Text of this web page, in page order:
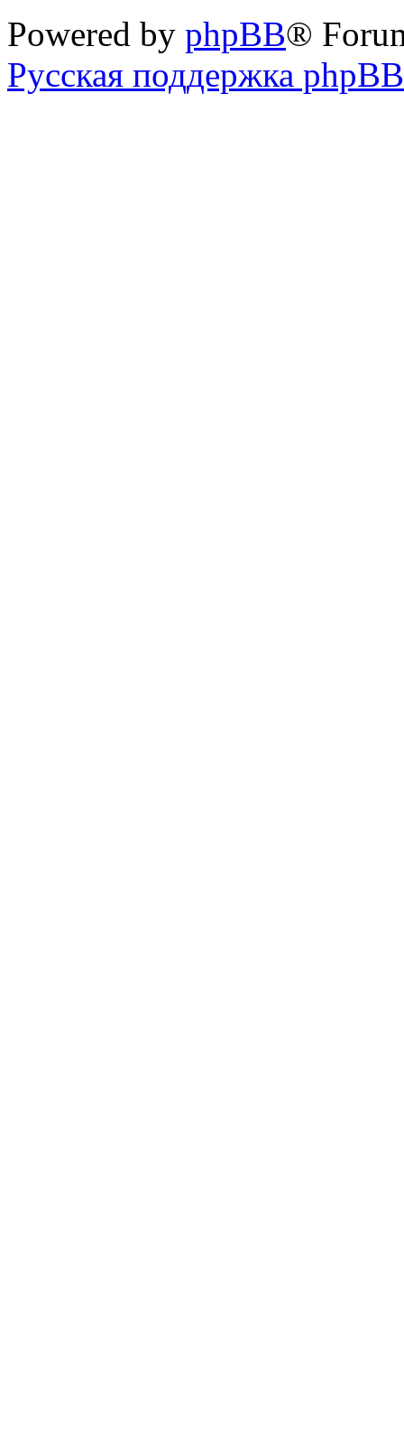
Powered by phpBB®
Русская поддержка phpBB